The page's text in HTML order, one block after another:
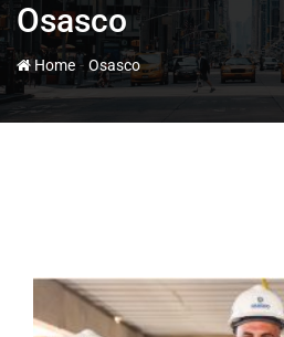
Osasco
Home- Osasco